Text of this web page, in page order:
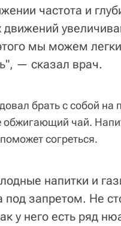
частота и
движений
мы можем
— сказал врач.
брать с собой на
обжигающий чай.
согреться.
напитки и
под запретом. Не
у него есть ряд